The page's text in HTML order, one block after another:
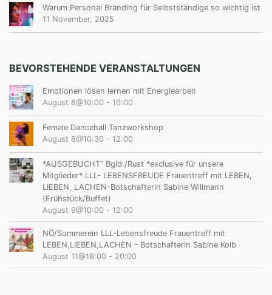
Warum Personal Branding für Selbstständige so wichtig ist
11 November, 2025
BEVORSTEHENDE VERANSTALTUNGEN
Emotionen lösen lernen mit Energiearbeit
August 8@10:00 - 16:00
Female Dancehall Tanzworkshop
August 8@10:30 - 12:00
*AUSGEBUCHT“ Bgld./Rust *exclusive für unsere
Mitglieder* LLL- LEBENSFREUDE Frauentreff mit LEBEN,
LIEBEN, LACHEN-Botschafterin Sabine Willmann
(Frühstück/Buffet)
August 9@10:00 - 12:00
NÖ/Sommerein LLL-Lebensfreude Frauentreff mit
LEBEN,LIEBEN,LACHEN – Botschafterin Sabine Kolb
August 11@18:00 - 20:00